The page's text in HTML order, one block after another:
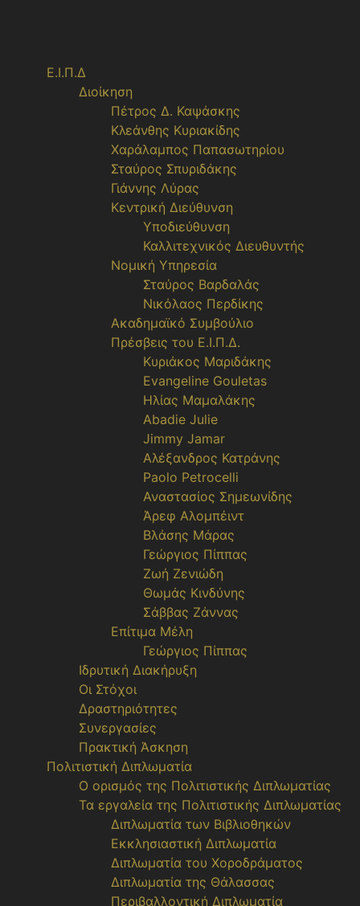
Ε.Ι.Π.Δ
Διοίκηση
Πέτρος Δ. Καψάσκης
Κλεάνθης Κυριακίδης
Χαράλαμπος Παπασωτηρίου
Σταύρος Σπυριδάκης
Γιάννης Λύρας
Κεντρική Διεύθυνση
Υποδιεύθυνση
Καλλιτεχνικός Διευθυντής
Νομική Υπηρεσία
Σταύρος Βαρδαλάς
Νικόλαος Περδίκης
Ακαδημαϊκό Συμβούλιο
Πρέσβεις του Ε.Ι.Π.Δ.
Κυριάκος Μαριδάκης
Evangeline Gouletas
Ηλίας Μαμαλάκης
Abadie Julie
Jimmy Jamar
Αλέξανδρος Κατράνης
Paolo Petrocelli
Αναστασίος Σημεωνίδης
Άρεφ Αλομπέιντ
Βλάσης Μάρας
Γεώργιος Πίππας
Ζωή Ζενιώδη
Θωμάς Κινδύνης
Σάββας Ζάννας
Επίτιμα Μέλη
Γεώργιος Πίππας
Ιδρυτική Διακήρυξη
Οι Στόχοι
Δραστηριότητες
Συνεργασίες
Πρακτική Άσκηση
Πολιτιστική Διπλωματία
Ο ορισμός της Πολιτιστικής Διπλωματίας
Τα εργαλεία της Πολιτιστικής Διπλωματίας
Διπλωματία των Βιβλιοθηκών
Εκκλησιαστική Διπλωματία
Διπλωματία του Χοροδράματος
Διπλωματία της Θάλασσας
Περιβαλλοντική Διπλωματία